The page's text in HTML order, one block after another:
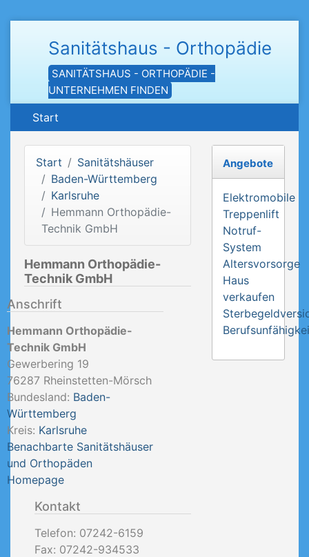
Sanitätshaus - Orthopädie
SANITÄTSHAUS - ORTHOPÄDIE -
UNTERNEHMEN FINDEN
Start
Start
Sanitätshäuser
Baden-Württemberg
Karlsruhe
Hemmann Orthopädie-
Technik GmbH
Hemmann Orthopädie-
Technik GmbH
Anschrift
Hemmann Orthopädie-
Technik GmbH
Gewerbering 19
76287 Rheinstetten-Mörsch
Bundesland: Baden-
Württemberg
Kreis: Karlsruhe
Benachbarte Sanitätshäuser
und Orthopäden
Homepage
Kontakt
Telefon: 07242-6159
Fax: 07242-934533
Angebote
Elektromobile
Treppenlift
Notruf-
System
Altersvorsorge
Haus
verkaufen